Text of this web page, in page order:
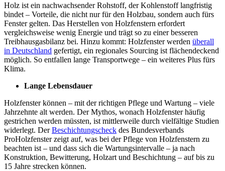
Holz ist ein nachwachsender Rohstoff, der Kohlenstoff langfristig
bindet – Vorteile, die nicht nur für den Holzbau, sondern auch fürs
Fenster gelten. Das Herstellen von Holzfenstern erfordert
vergleichsweise wenig Energie und trägt so zu einer besseren
Treibhausgasbilanz bei. Hinzu kommt: Holzfenster werden überall
in Deutschland gefertigt, ein regionales Sourcing ist flächendeckend
möglich. So entfallen lange Transportwege – ein weiteres Plus fürs
Klima.
Lange Lebensdauer
Holzfenster können – mit der richtigen Pflege und Wartung – viele
Jahrzehnte alt werden. Der Mythos, wonach Holzfenster häufig
gestrichen werden müssten, ist mittlerweile durch vielfältige Studien
widerlegt. DerBeschichtungscheck des Bundesverbands
ProHolzfenster zeigt auf, was bei der Pflege von Holzfenstern zu
beachten ist – und dass sich die Wartungsintervalle – ja nach
Konstruktion, Bewitterung, Holzart und Beschichtung – auf bis zu
15 Jahre strecken können.